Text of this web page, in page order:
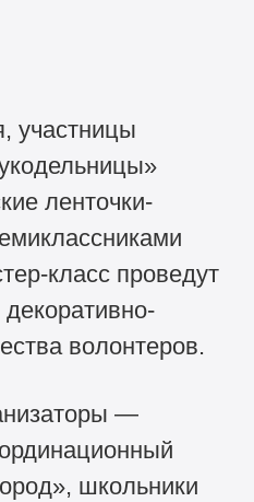
участницы
ленточки-
класс проведут
волонтеров.
—
школьники